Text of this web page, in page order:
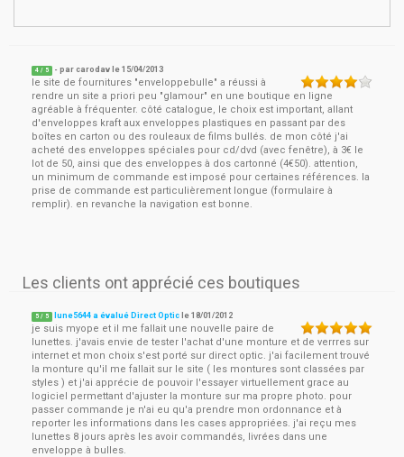
4 / 5 - parcarodav le15/04/2013
le site de fournitures "enveloppebulle" a réussi à
rendre un site a priori peu "glamour" en une boutique en ligne
agréable à fréquenter. côté catalogue, le choix est important, allant
d'enveloppes kraft aux enveloppes plastiques en passant par des
boîtes en carton ou des rouleaux de films bullés. de mon côté j'ai
acheté des enveloppes spéciales pour cd/dvd (avec fenêtre), à 3€ le
lot de 50, ainsi que des enveloppes à dos cartonné (4€50). attention,
un minimum de commande est imposé pour certaines références. la
prise de commande est particulièrement longue (formulaire à
remplir). en revanche la navigation est bonne.
Les clients ont apprécié ces boutiques
5 / 5 lune5644 a évalué Direct Optic le18/01/2012
je suis myope et il me fallait une nouvelle paire de
lunettes. j'avais envie de tester l'achat d'une monture et de verrres sur
internet et mon choix s'est porté sur direct optic. j'ai facilement trouvé
la monture qu'il me fallait sur le site ( les montures sont classées par
styles ) et j'ai apprécie de pouvoir l'essayer virtuellement grace au
logiciel permettant d'ajuster la monture sur ma propre photo. pour
passer commande je n'ai eu qu'a prendre mon ordonnance et à
reporter les informations dans les cases appropriées. j'ai reçu mes
lunettes 8 jours après les avoir commandés, livrées dans une
enveloppe à bulles.